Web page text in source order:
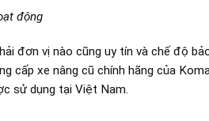
động
đơn vị nào cũng uy tín và chế độ
cấp xe nâng cũ chính hãng của
sử dụng tại Việt Nam.